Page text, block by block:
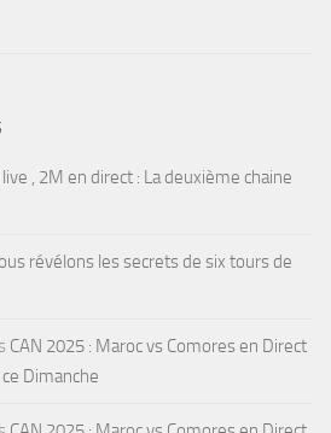
, 2M en direct : La deuxième chaine
révélons les secrets de six tours de
CAN 2025 : Maroc vs Comores en Direct
Dimanche